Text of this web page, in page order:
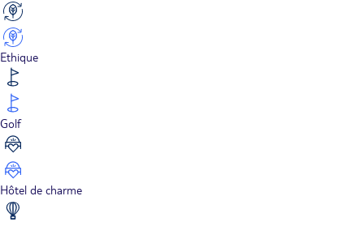
Ethique
Golf
Hôtel de charme